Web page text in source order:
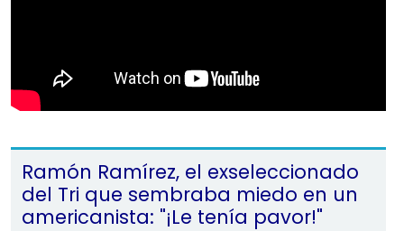
Ramón Ramírez, el exseleccionado
del Tri que sembraba miedo en un
americanista: "¡Le tenía pavor!"